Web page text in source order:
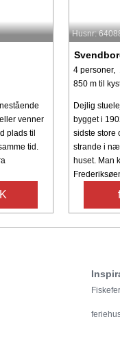
venner
plads til
tid.
Husnr:
4 personer,
850 m til
Dejlig
bygget i
sidste store
strande i
huset. Man